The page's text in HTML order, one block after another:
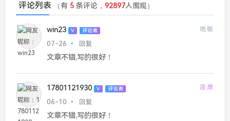
评论列表 （有 5 条评论， 92897人围观）
win23 V 评论者 地板
07-26 回复
文章不错,写的很好！
17801121930 V 评论者 凉席
06-10 回复
文章不错,写的很好！